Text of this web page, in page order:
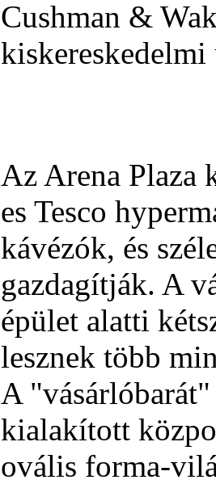
Cushman &
kiskereskedelmi
Az Arena Plaza
es Tesco
kávézók, és
gazdagítják. A
épület alatti
lesznek több
A
kialakított
ovális forma-